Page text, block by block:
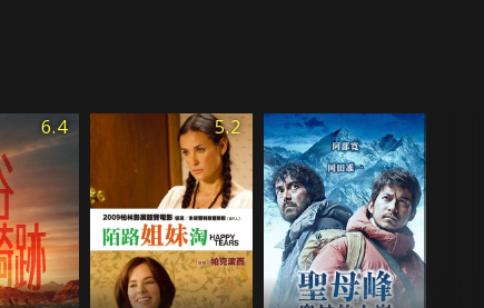
6.4 5.2